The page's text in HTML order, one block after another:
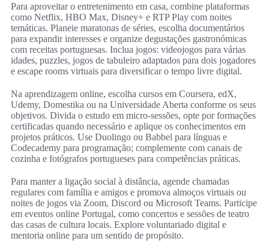
Para aproveitar o entretenimento em casa, combine plataformas
como Netflix, HBO Max, Disney+ e RTP Play com noites
temáticas. Planeie maratonas de séries, escolha documentários
para expandir interesses e organize degustações gastronómicas
com receitas portuguesas. Inclua jogos: videojogos para várias
idades, puzzles, jogos de tabuleiro adaptados para dois jogadores
e escape rooms virtuais para diversificar o tempo livre digital.
Na aprendizagem online, escolha cursos em Coursera, edX,
Udemy, Domestika ou na Universidade Aberta conforme os seus
objetivos. Divida o estudo em micro-sessões, opte por formações
certificadas quando necessário e aplique os conhecimentos em
projetos práticos. Use Duolingo ou Babbel para línguas e
Codecademy para programação; complemente com canais de
cozinha e fotógrafos portugueses para competências práticas.
Para manter a ligação social à distância, agende chamadas
regulares com família e amigos e promova almoços virtuais ou
noites de jogos via Zoom, Discord ou Microsoft Teams. Participe
em eventos online Portugal, como concertos e sessões de teatro
das casas de cultura locais. Explore voluntariado digital e
mentoria online para um sentido de propósito.